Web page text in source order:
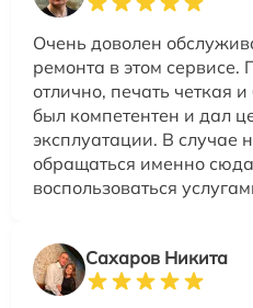
Очень доволен
ремонта в этом сервисе.
отлично, печать четкая
был компетентен и дал
эксплуатации. В случае
обращаться именно
воспользоваться
Сахаров Никита